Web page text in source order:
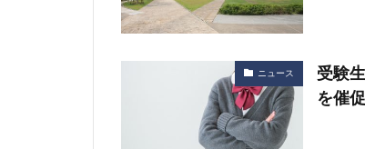
ニュース
受験
を催